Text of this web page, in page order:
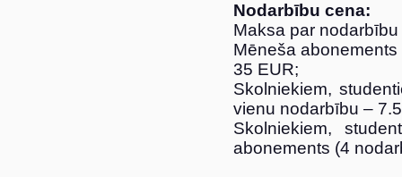
Nodarbību cena:
Maksa par
Mēneša
35 EUR;
Skolniekiem,
vienu nodarbību –
Skolniekiem,
abonements (4